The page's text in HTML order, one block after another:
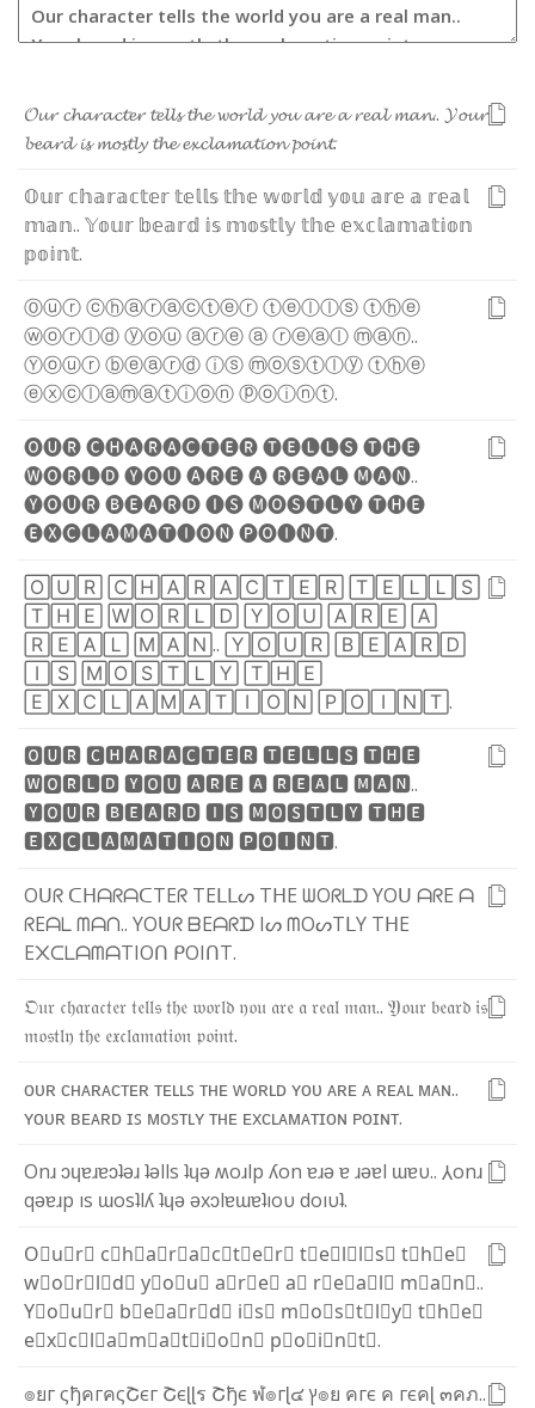
𝓞𝓾𝓻 𝓬𝓱𝓪𝓻𝓪𝓬𝓽𝓮𝓻 𝓽𝓮𝓵𝓵𝓼 𝓽𝓱𝓮 𝔀𝓸𝓻𝓵𝓭 𝔂𝓸𝓾 𝓪𝓻𝓮 𝓪 𝓻𝓮𝓪𝓵 𝓶𝓪𝓷.. 𝓨𝓸𝓾𝓻
𝓫𝓮𝓪𝓻𝓭 𝓲𝓼 𝓶𝓸𝓼𝓽𝓵𝔂 𝓽𝓱𝓮 𝓮𝔁𝓬𝓵𝓪𝓶𝓪𝓽𝓲𝓸𝓷 𝓹𝓸𝓲𝓷𝓽.
𝕆𝕦𝕣 𝕔𝕙𝕒𝕣𝕒𝕔𝕥𝕖𝕣𝕥𝕖𝕝𝕝𝕤𝕥𝕙𝕖 𝕨𝕠𝕣𝕝𝕕𝕪𝕠𝕦 𝕒𝕣𝕖 𝕒 𝕣𝕖𝕒𝕝
𝕞𝕒𝕟.. 𝕐𝕠𝕦𝕣 𝕓𝕖𝕒𝕣𝕕 𝕚𝕤 𝕞𝕠𝕤𝕥𝕝𝕪𝕥𝕙𝕖 𝕖𝕩𝕔𝕝𝕒𝕞𝕒𝕥𝕚𝕠𝕟
𝕡𝕠𝕚𝕟𝕥.
Ⓞⓤⓡⓒⓗⓐⓡⓐⓒⓣⓔⓡⓣⓔⓛⓛⓢⓣⓗⓔ
ⓦⓞⓡⓛⓓⓨⓞⓤⓐⓡⓔⓐⓡⓔⓐⓛⓜⓐⓝ..
Ⓨⓞⓤⓡⓑⓔⓐⓡⓓⓘⓢⓜⓞⓢⓣⓛⓨⓣⓗⓔ
ⓔⓧⓒⓛⓐⓜⓐⓣⓘⓞⓝⓟⓞⓘⓝⓣ.
🅞🅤🅡🅒🅗🅐🅡🅐🅒🅣🅔🅡🅣🅔🅛🅛🅢🅣🅗🅔
🅦🅞🅡🅛🅓🅨🅞🅤🅐🅡🅔🅐🅡🅔🅐🅛🅜🅐🅝..
🅨🅞🅤🅡🅑🅔🅐🅡🅓🅘🅢🅜🅞🅢🅣🅛🅨🅣🅗🅔
🅔🅧🅒🅛🅐🅜🅐🅣🅘🅞🅝🅟🅞🅘🅝🅣.
🄾 🅄 🅁 🄲 🄷 🄰 🅁 🄰 🄲 🅃 🄴 🅁 🅃 🄴 🄻 🄻
🅂
🅃 🄷 🄴 🅆 🄾 🅁 🄻 🄳 🅈 🄾 🅄 🄰 🅁 🄴
🄰
🅁 🄴 🄰 🄻 🄼 🄰 🄽 .. 🅈 🄾 🅄 🅁 🄱 🄴 🄰 🅁 🄳
🄸
🅂 🄼 🄾 🅂 🅃 🄻 🅈 🅃 🄷 🄴
🄴 🅇 🄲 🄻 🄰 🄼 🄰 🅃 🄸 🄾 🄽 🄿 🄾 🄸 🄽 🅃 .
🅾🆄🆁🅲🅷🅰🆁🅰🅲🆃🅴🆁🆃🅴🅻🅻🆂🆃🅷🅴
🆆🅾🆁🅻🅳🆈🅾🆄🅰🆁🅴🅰🆁🅴🅰🅻🅼🅰🅽..
🆈🅾🆄🆁🅱🅴🅰🆁🅳🅸🆂🅼🅾🆂🆃🅻🆈🆃🅷🅴
🅴🆇🅲🅻🅰🅼🅰🆃🅸🅾🅽🅿🅾🅸🅽🆃.
Oᑌᖇ ᑕᕼᗩᖇᗩᑕTEᖇ TEᒪᒪᔕ TᕼE ᗯOᖇᒪᗪYOᑌ ᗩᖇE ᗩ
ᖇEᗩᒪᗰᗩᑎ.. YOᑌᖇᗷEᗩᖇᗪ IᔕᗰOᔕTᒪY TᕼE
E᙭ᑕᒪᗩᗰᗩTIOᑎ ᑭOIᑎT.
𝔒𝔲𝔯 𝔠𝔥𝔞𝔯𝔞𝔠𝔱𝔢𝔯𝔱𝔢𝔩𝔩𝔰𝔱𝔥𝔢 𝔴𝔬𝔯𝔩𝔡𝔶𝔬𝔲 𝔞𝔯𝔢 𝔞𝔯𝔢𝔞𝔩𝔪𝔞𝔫.. 𝔜𝔬𝔲𝔯𝔟𝔢𝔞𝔯𝔡𝔦𝔰
𝔪𝔬𝔰𝔱𝔩𝔶 𝔱𝔥𝔢 𝔢𝔵𝔠𝔩𝔞𝔪𝔞𝔱𝔦𝔬𝔫 𝔭𝔬𝔦𝔫𝔱.
ᴏᴜʀ ᴄʜᴀʀᴀᴄᴛᴇʀ ᴛᴇʟʟꜱ ᴛʜᴇᴡᴏʀʟᴅʏᴏᴜ ᴀʀᴇᴀ ʀᴇᴀʟ ᴍᴀɴ..
ʏᴏᴜʀ ʙᴇᴀʀᴅɪꜱ ᴍᴏꜱᴛʟʏᴛʜᴇ ᴇxᴄʟᴀᴍᴀᴛɪᴏɴ ᴘᴏɪɴᴛ.
Onɹɔɥɐɹɐɔʇǝɹʇǝlls ʇɥǝʍoɹlp ʎon ɐɹǝɐɹǝɐl ɯɐυ.. ⅄onɹ
qǝɐɹp ıs ɯosʇlʎʇɥǝǝxɔlɐɯɐʇıoυ doıυʇ.
O⃣u⃣r⃣ c⃣h⃣a⃣r⃣a⃣c⃣t⃣e⃣r⃣ t⃣e⃣l⃣l⃣s⃣ t⃣h⃣e⃣
w⃣o⃣r⃣l⃣d⃣ y⃣o⃣u⃣ a⃣r⃣e⃣ a⃣ r⃣e⃣a⃣l⃣ m⃣a⃣n⃣..
Y⃣o⃣u⃣r⃣ b⃣e⃣a⃣r⃣d⃣ i⃣s⃣ m⃣o⃣s⃣t⃣l⃣y⃣ t⃣h⃣e⃣
e⃣x⃣c⃣l⃣a⃣m⃣a⃣t⃣i⃣o⃣n⃣ p⃣o⃣i⃣n⃣t⃣.
๏ยгςђคгคςՇєг Շєɭɭร Շђє ฬ๏гɭ๔ץ๏ย คгє ค гєคɭ ๓คภ..